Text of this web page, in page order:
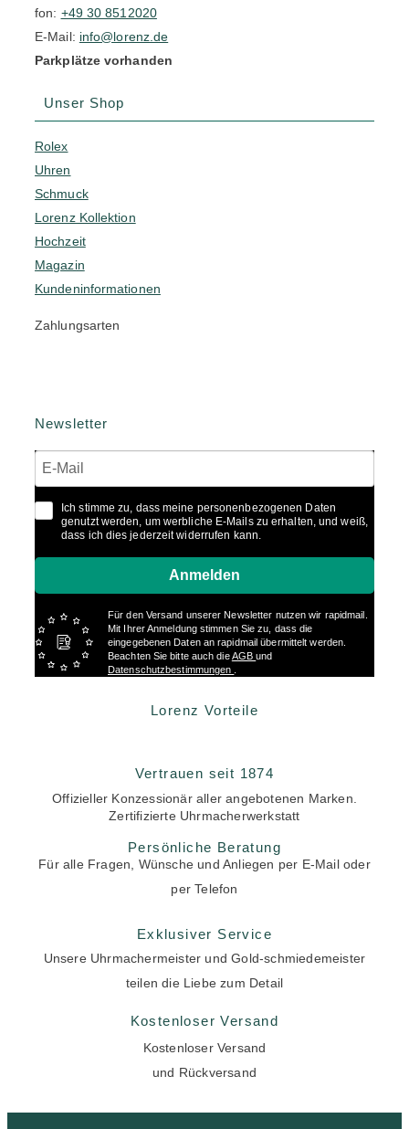
fon: +49 30 8512020
E-Mail: info@lorenz.de
Parkplätze vorhanden
Unser Shop
Rolex
Uhren
Schmuck
Lorenz Kollektion
Hochzeit
Magazin
Kundeninformationen
Zahlungsarten
Newsletter
Ich stimme zu, dass meine personenbezogenen Daten
genutzt werden, um werbliche E-Mails zu erhalten, und weiß,
dass ich dies jederzeit widerrufen kann.
Anmelden
Für den Versand unserer Newsletter nutzen wir rapidmail.
Mit Ihrer Anmeldung stimmen Sie zu, dass die
eingegebenen Daten an rapidmail übermittelt werden.
Beachten Sie bitte auch dieAGBund
Datenschutzbestimmungen
Lorenz Vorteile
Vertrauen seit 1874
Offizieller Konzessionär aller angebotenen Marken.
Zertifizierte Uhrmacherwerkstatt
Persönliche Beratung
Für alle Fragen, Wünsche und Anliegen per E-Mail oder
per Telefon
Exklusiver Service
Unsere Uhrmachermeister und Gold-schmiedemeister
teilen die Liebe zum Detail
Kostenloser Versand
Kostenloser Versand
und Rückversand